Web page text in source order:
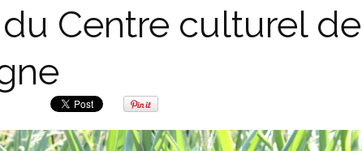
Centre culturel de